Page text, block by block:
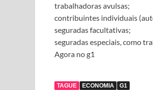
trabalhadoras avulsas;
contribuintes individuais
seguradas facultativas;
seguradas especiais, como
Agora no g1
TAGUE ECONOMIA G1